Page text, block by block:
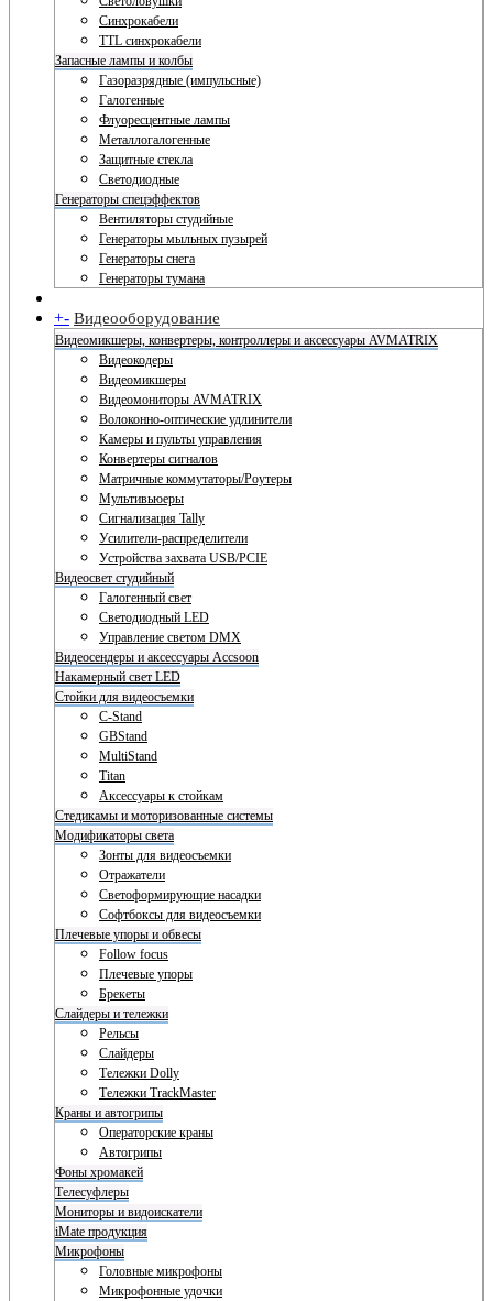
Синхрокабели
TTL синхрокабели
Запасные лампы и колбы
Газоразрядные (импульсные)
Галогенные
Флуоресцентные лампы
Металлогалогенные
Защитные стекла
Светодиодные
Генераторы спецэффектов
Вентиляторы студийные
Генераторы мыльных пузырей
Генераторы снега
Генераторы тумана
+- Видеооборудование
Видеомикшеры, конвертеры, контроллеры и аксессуары AVMATRIX
Видеокодеры
Видеомикшеры
Видеомониторы AVMATRIX
Волоконно-оптические удлинители
Камеры и пульты управления
Конвертеры сигналов
Матричные коммутаторы/Роутеры
Мультивьюеры
Сигнализация Tally
Усилители-распределители
Устройства захвата USB/PCIE
Видеосвет студийный
Галогенный свет
Светодиодный LED
Управление светом DMX
Видеосендеры и аксессуары Accsoon
Накамерный свет LED
Стойки для видеосъемки
C-Stand
GBStand
MultiStand
Titan
Аксессуары к стойкам
Стедикамы и моторизованные системы
Модификаторы света
Зонты для видеосъемки
Отражатели
Светоформирующие насадки
Софтбоксы для видеосъемки
Плечевые упоры и обвесы
Follow focus
Плечевые упоры
Брекеты
Слайдеры и тележки
Рельсы
Слайдеры
Тележки Dolly
Тележки TrackMaster
Краны и автогрипы
Операторские краны
Автогрипы
Фоны хромакей
Телесуфлеры
Мониторы и видоискатели
iMate продукция
Микрофоны
Головные микрофоны
Микрофонные удочки